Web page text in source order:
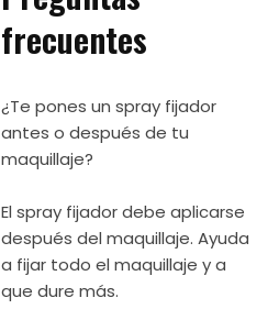
frecuentes
¿Te pones un spray fijador
antes o después de tu
maquillaje?
El spray fijador debe aplicarse
después del maquillaje. Ayuda
a fijar todo el maquillaje y a
que dure más.